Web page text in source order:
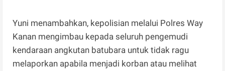
Yuni menambahkan, kepolisian melalui Polres Way
Kanan mengimbau kepada seluruh pengemudi
kendaraan angkutan batubara untuk tidak ragu
melaporkan apabila menjadi korban atau melihat